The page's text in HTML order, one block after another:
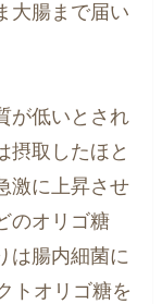
大腸まで届い
が低いとされ
摂取したほと
激に上昇させ
のオリゴ糖
は腸内細菌に
トオリゴ糖を